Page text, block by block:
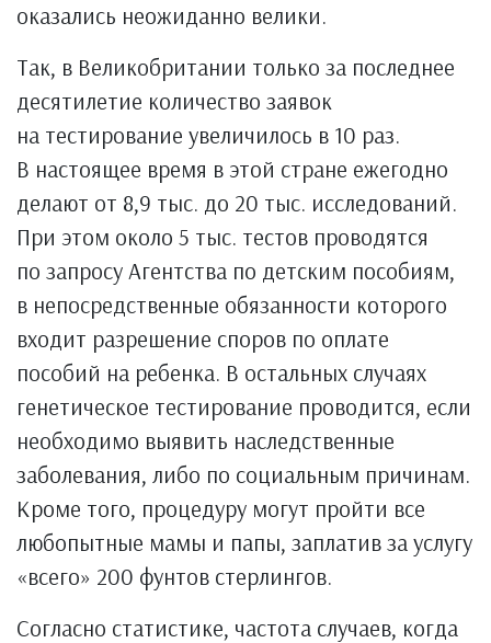
оказались неожиданно велики.
Так, в Великобритании только за последнее
десятилетие количество заявок
на тестирование увеличилось в 10 раз.
В настоящее время в этой стране ежегодно
делают от 8,9 тыс. до 20 тыс. исследований.
При этом около 5 тыс. тестов проводятся
по запросу Агентства по детским пособиям,
в непосредственные обязанности которого
входит разрешение споров по оплате
пособий на ребенка. В остальных случаях
генетическое тестирование проводится, если
необходимо выявить наследственные
заболевания, либо по социальным причинам.
Кроме того, процедуру могут пройти все
любопытные мамы и папы, заплатив за услугу
«всего» 200 фунтов стерлингов.
Согласно статистике, частота случаев, когда